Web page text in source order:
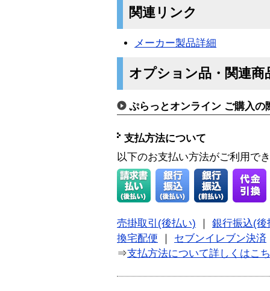
関連リンク
メーカー製品詳細
オプション品・関連商
ぷらっとオンライン ご購入の
支払方法について
以下のお支払い方法がご利用で
売掛取引(後払い)
銀行振込(後
換宅配便
セブンイレブン決済
⇒支払方法について詳しくはこ